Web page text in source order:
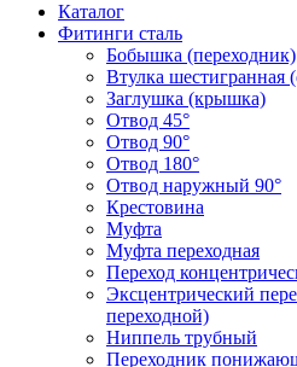
Каталог
Фитинги сталь
Бобышка (переходник)
Втулка шестигранная
Заглушка (крышка)
Отвод 45°
Отвод 90°
Отвод 180°
Отвод наружный 90°
Крестовина
Муфта
Муфта переходная
Переход
Эксцентрический
переходной)
Ниппель трубный
Переходник